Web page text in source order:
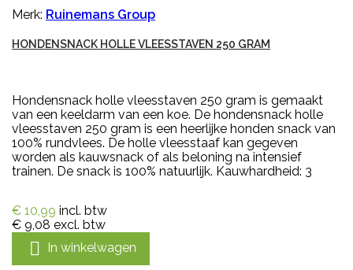
Merk: Ruinemans Group
HONDENSNACK HOLLE VLEESSTAVEN 250 GRAM
Hondensnack holle vleesstaven 250 gram is gemaakt
van een keeldarm van een koe. De hondensnack holle
vleesstaven 250 gram is een heerlijke honden snack van
100% rundvlees. De holle vleesstaaf kan gegeven
worden als kauwsnack of als beloning na intensief
trainen. De snack is 100% natuurlijk. Kauwhardheid: 3
€ 10,99 incl. btw
€ 9,08 excl. btw
 In winkelwagen